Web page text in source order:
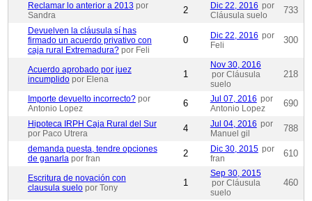
Reclamar lo anterior a 2013 por
Sandra
2 Dic 22, 2016 por
Cláusula suelo
733
Devuelven la cláusula sí has
firmado un acuerdo privativo con
caja rural Extremadura? por Feli
0 Dic 22, 2016 por
Feli
300
Acuerdo aprobado por juez
incumplido por Elena 1
Nov 30, 2016
por Cláusula
suelo
218
Importe devuelto incorrecto? por
Antonio Lopez
6 Jul 07, 2016 por
Antonio Lopez
690
Hipoteca IRPH Caja Rural del Sur
por Paco Utrera
4 Jul 04, 2016 por
Manuel gil
788
demanda puesta, tendre opciones
de ganarla por fran 2 Dic 30, 2015 por
fran
610
Escritura de novación con
clausula suelo por Tony 1
Sep 30, 2015
por Cláusula
suelo
460